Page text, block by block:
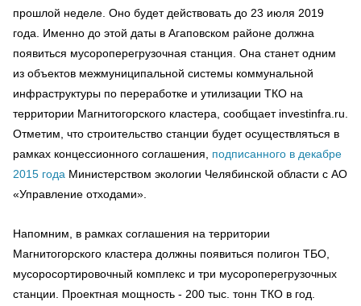
прошлой неделе. Оно будет действовать до 23 июля 2019
года. Именно до этой даты в Агаповском районе должна
появиться мусороперегрузочная станция. Она станет одним
из объектов межмуниципальной системы коммунальной
инфраструктуры по переработке и утилизации ТКО на
территории Магнитогорского кластера, сообщает investinfra.ru.
Отметим, что строительство станции будет осуществляться в
рамках концессионного соглашения, подписанного в декабре
2015 года Министерством экологии Челябинской области с АО
«Управление отходами».
Напомним, в рамках соглашения на территории
Магнитогорского кластера должны появиться полигон ТБО,
мусоросортировочный комплекс и три мусороперегрузочных
станции. Проектная мощность - 200 тыс. тонн ТКО в год.